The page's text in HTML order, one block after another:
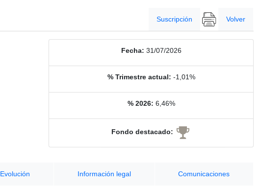
Suscripción Volver
Fecha: 31/07/2026
% Trimestre actual: -1,01%
% 2026: 6,46%
Fondo destacado:
Evolución Información legal Comunicaciones